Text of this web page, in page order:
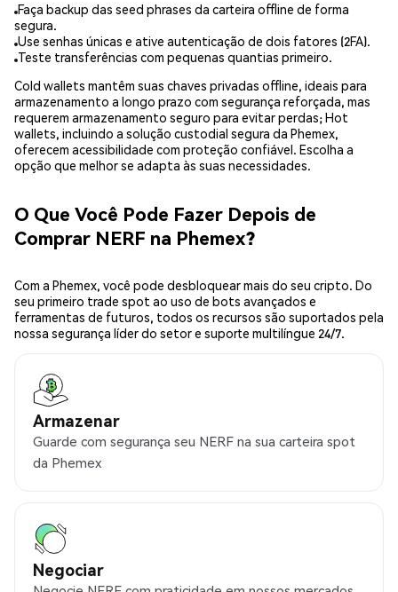
Faça backup das seed phrases da carteira offline de forma
segura.
Use senhas únicas e ative autenticação de dois fatores (2FA).
Teste transferências com pequenas quantias primeiro.
Cold wallets mantêm suas chaves privadas offline, ideais para
armazenamento a longo prazo com segurança reforçada, mas
requerem armazenamento seguro para evitar perdas; Hot
wallets, incluindo a solução custodial segura da Phemex,
oferecem acessibilidade com proteção confiável. Escolha a
opção que melhor se adapta às suas necessidades.
O Que Você Pode Fazer Depois de
Comprar NERF na Phemex?
Com a Phemex, você pode desbloquear mais do seu cripto. Do
seu primeiro trade spot ao uso de bots avançados e
ferramentas de futuros, todos os recursos são suportados pela
nossa segurança líder do setor e suporte multilíngue 24/7.
Armazenar
Guarde com segurança seu NERF na sua carteira spot
da Phemex
Negociar